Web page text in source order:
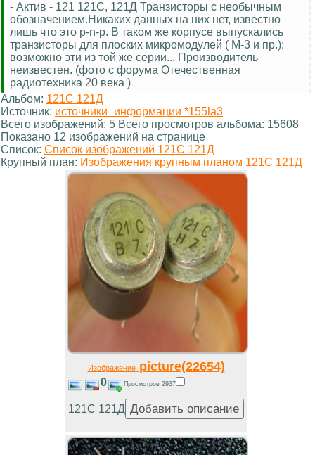
- Актив - 121 121С, 121Д Транзисторы с необычным
обозначением.Никаких данных на них нет, известно
лишь что это p-n-p. В таком же корпусе выпускались
транзисторы для плоских микромодулей ( М-3 и пр.);
возможно эти из той же серии... Производитель
неизвестен. (фото с форума Отечественная
радиотехника 20 века )
Альбом: 121С 121Д
Источник: источники_информации *155la3
Всего изображений: 5 Всего просмотров альбома: 15608
Показано 12 изображений на странице
Список: Список изображений 121С 121Д
Крупный план: Изображения крупным планом 121С 121Д
Изображениеpicture(22654)
0 Просмотров 2937
121С 121Д